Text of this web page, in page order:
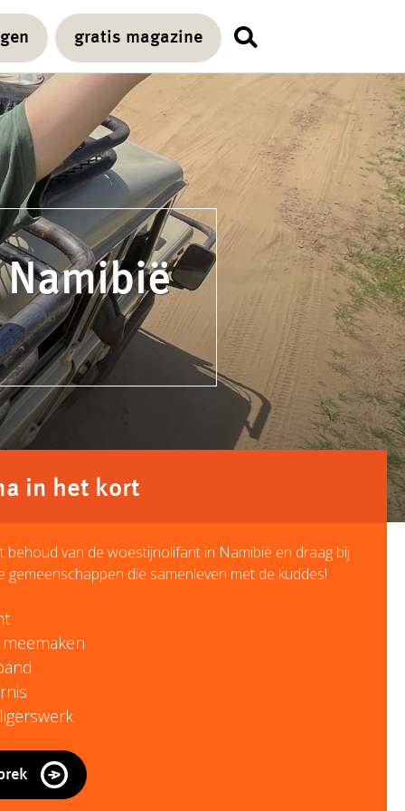
gratis magazine
in het kort
behoud van de woestijnolifant in Namibië en draag bij
gemeenschappen die samenleven met de kuddes!